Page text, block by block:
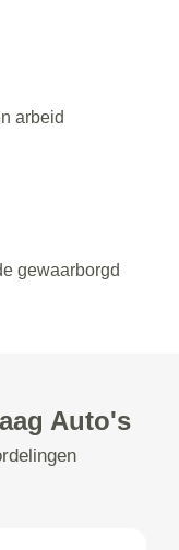
arbeid
gewaarborgd
Auto's